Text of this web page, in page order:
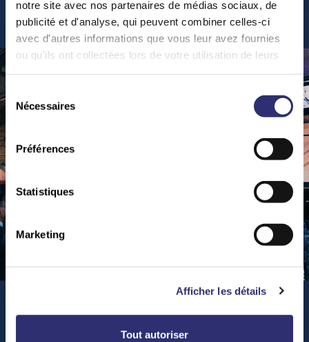
notre site avec nos partenaires de médias sociaux, de
publicité et d'analyse, qui peuvent combiner celles-ci
avec d'autres informations que vous leur avez fournies
ou qu'ils ont collectées lors de votre utilisation de leurs
Sélection
du
consentement
Nécessaires
Préférences
Statistiques
Marketing
Afficher les détails
Tout autoriser